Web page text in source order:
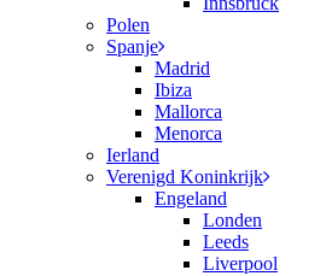
Polen
Spanje
Madrid
Ibiza
Mallorca
Menorca
Ierland
Verenigd Koninkrijk
Engeland
Londen
Leeds
Liverpool